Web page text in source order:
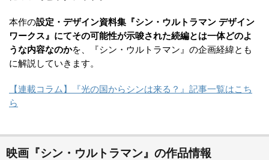
本作の設定・デザイン資料集『シン・ウルトラマン デザイン
ワークス』にてその可能性が示唆された続編とは一体どのよ
うな内容なのかを、『シン・ウルトラマン』の企画経緯とも
に解説していきます。
【連載コラム】『光の国からシンは来る？』記事一覧はこち
ら
映画『シン・ウルトラマン』の作品情報